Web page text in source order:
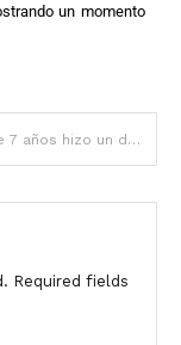
un momento
Mi hija de 7 años hizo un dibujo de mi marido con otra mujer y escribió: “No puedo esperar a que seas mi mamá”
Required fields